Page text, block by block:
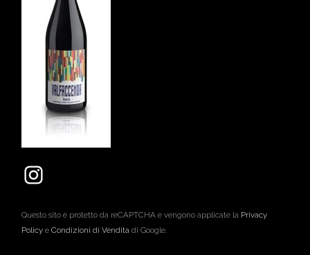
Questo sito è protetto da reCAPTCHA e vengono applicate la Privacy
Policy eCondizioni di Vendita di Google.